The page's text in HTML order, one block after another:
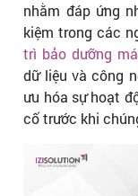
nhằm đáp ứng
kiệm trong các
trì bảo dưỡng
dữ liệu và công
ưu hóa sự hoạt
cố trước khi